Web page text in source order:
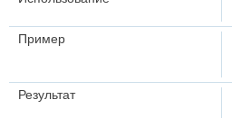
Пример
Результат